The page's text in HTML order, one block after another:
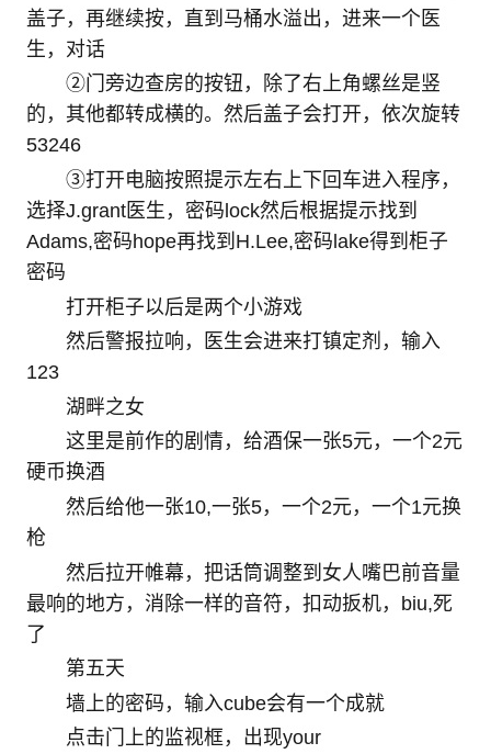
盖子，再继续按，直到马桶水溢出，进来一个医
生，对话
②门旁边查房的按钮，除了右上角螺丝是竖
的，其他都转成横的。然后盖子会打开，依次旋转
53246
③打开电脑按照提示左右上下回车进入程序，
选择J.grant医生，密码lock然后根据提示找到
Adams,密码hope再找到H.Lee,密码lake得到柜子
密码
打开柜子以后是两个小游戏
然后警报拉响，医生会进来打镇定剂，输入
123
湖畔之女
这里是前作的剧情，给酒保一张5元，一个2元
硬币换酒
然后给他一张10,一张5，一个2元，一个1元换
枪
然后拉开帷幕，把话筒调整到女人嘴巴前音量
最响的地方，消除一样的音符，扣动扳机，biu,死
了
第五天
墙上的密码，输入cube会有一个成就
点击门上的监视框，出现your